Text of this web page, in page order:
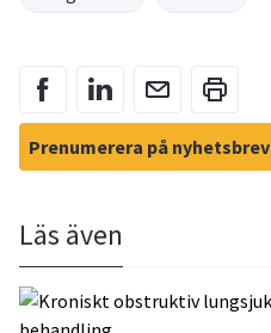
Prenumerera på nyhetsbrev
Läs även